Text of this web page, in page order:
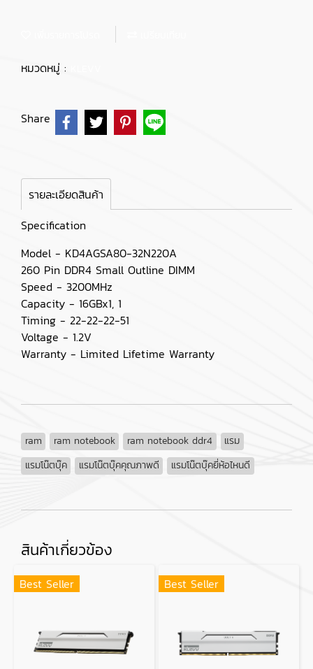
หมวดหมู่ :
Share
รายละเอียดสินค้า
Specification
Model - KD4AGSA80-32N220A
260 Pin DDR4 Small Outline DIMM
Speed - 3200MHz
Capacity - 16GBx1, 1
Timing - 22-22-22-51
Voltage - 1.2V
Warranty - Limited Lifetime Warranty
ram ram notebook ram notebook ddr4
แรม
แรมโน๊ตบุ๊ค
แรมโน๊ตบุ๊คคุณภาพดี แรมโน๊ตบุ๊คยี่ห้อไหนดี
สินค้าเกี่ยวข้อง
Best Seller Best Seller